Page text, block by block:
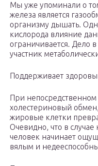
Мы уже упоминали о
железа является
организму дышать.
кислорода влияние
ограничивается. Дело
участник
Поддерживает
При непосредственном
холестериновый
жировые клетки
Очевидно, что в случае
человек начинает
вялым и